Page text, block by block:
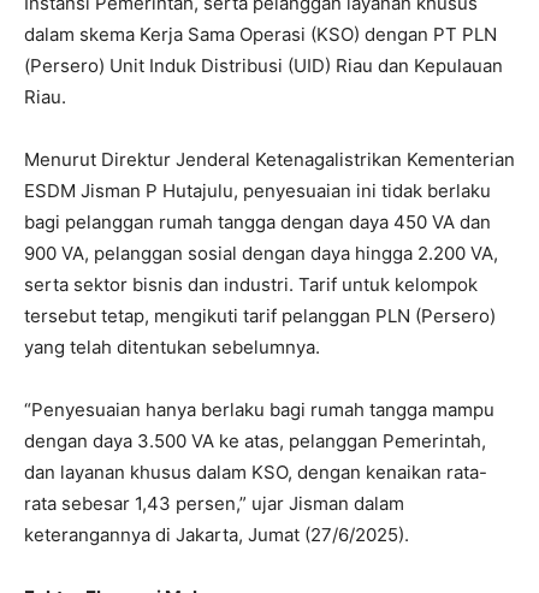
dalam skema Kerja Sama Operasi (KSO) dengan PT PLN
(Persero) Unit Induk Distribusi (UID) Riau dan Kepulauan
Riau.
Menurut Direktur Jenderal Ketenagalistrikan Kementerian
ESDM Jisman P Hutajulu, penyesuaian ini tidak berlaku
bagi pelanggan rumah tangga dengan daya 450 VA dan
900 VA, pelanggan sosial dengan daya hingga 2.200 VA,
serta sektor bisnis dan industri. Tarif untuk kelompok
tersebut tetap, mengikuti tarif pelanggan PLN (Persero)
yang telah ditentukan sebelumnya.
“Penyesuaian hanya berlaku bagi rumah tangga mampu
dengan daya 3.500 VA ke atas, pelanggan Pemerintah,
dan layanan khusus dalam KSO, dengan kenaikan rata-
rata sebesar 1,43 persen,” ujar Jisman dalam
keterangannya di Jakarta, Jumat (27/6/2025).